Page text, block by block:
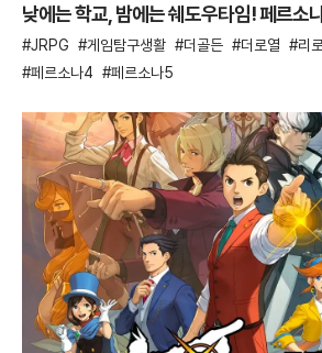
낮에는 학교, 밤에는 쉐도우타임! 페르소
JRPG 게임탐구생활 더골든 더로열 리
페르소나4
페르소나5